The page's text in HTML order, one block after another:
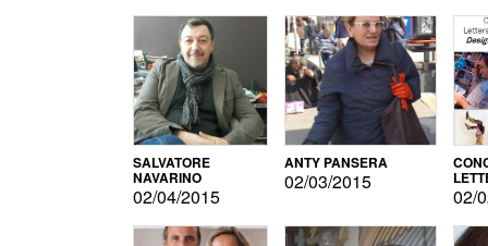
SALVATORE
NAVARINO
02/04/2015
ANTY PANSERA
02/03/2015
02/